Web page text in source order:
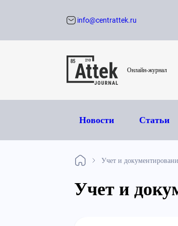
info@centrattek.ru
Онлайн-журнал
Новости Статьи
Учет и
Учет и